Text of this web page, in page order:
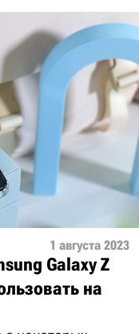
1 августа 2023
Galaxy Z
на